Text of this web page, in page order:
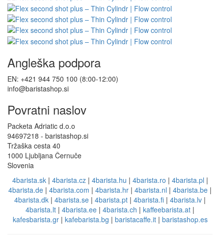
Angleška podpora
EN: +421 944 750 100 (8:00-12:00)
info@baristashop.si
Povratni naslov
Packeta Adriatic d.o.o
94697218 - baristashop.si
Tržaška cesta 40
1000 Ljubljana Černuče
Slovenia
4barista.sk| 4barista.cz| 4barista.hu | 4barista.ro | 4barista.pl |
4barista.de | 4barista.com | 4barista.hr | 4barista.nl | 4barista.be |
4barista.dk | 4barista.se | 4barista.pt | 4barista.fi | 4barista.lv |
4barista.lt | 4barista.ee | 4barista.ch | kaffeebarista.at |
kafesbarista.gr| kafebarista.bg | baristacaffe.it| baristashop.es